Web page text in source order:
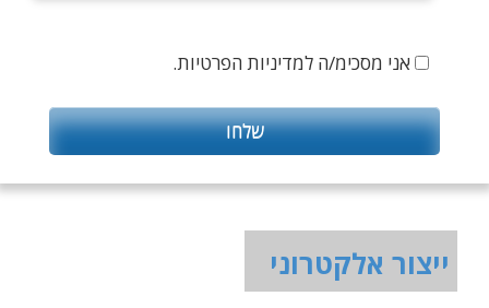
אני מסכימ/ה למדיניות הפרטיות.
ייצור אלקטרוני